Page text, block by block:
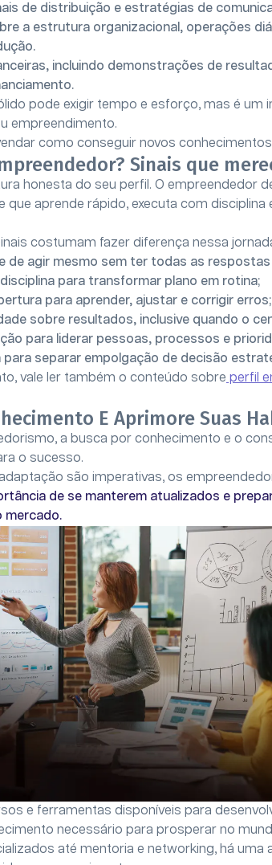
de distribuição e estratégias de
a estrutura organizacional, operações
incluindo demonstrações de
pode exigir tempo e esforço, mas é um
empreendimento.
como conseguir novos
Sinais que
honesta do seu perfil. O empreendedor
que aprende rápido, executa com
costumam fazer diferença nessa
de agir mesmo sem ter todas as
disciplina para transformar plano em rotina;
para aprender, ajustar e corrigir erros;
sobre resultados, inclusive quando o
para liderar pessoas, processos e
para separar empolgação de decisão
vale ler também o conteúdo sobre perfil
E Aprimore Suas
a busca por conhecimento e o
o sucesso.
são imperativas, os
de se manterem atualizados e
mercado.
e ferramentas disponíveis para
necessário para prosperar no
até mentoria e networking, há uma